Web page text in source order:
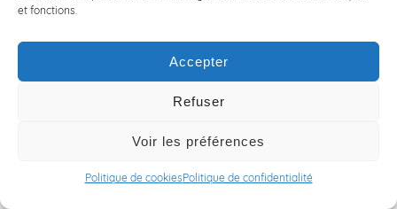
et fonctions.
Accepter
Refuser
Voir les préférences
Politique de cookiesPolitique de confidentialité
🚲 LILLE HARDELOT : ACALY NORD x VICTOIRE
3 juin 2024